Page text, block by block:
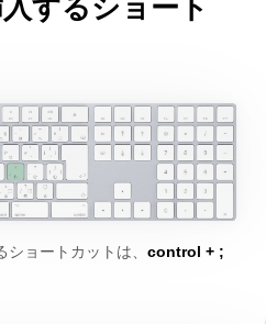
するショート
ョートカットは、 control + ;